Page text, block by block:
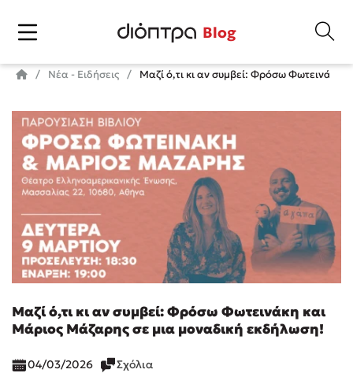
Blog
Νέα - Ειδήσεις Μαζί ό,τι κι αν συμβεί: Φρόσω Φωτεινάκη
Μαζί ό,τι κι αν συμβεί: Φρόσω Φωτεινάκη και
Μάριος Μάζαρης σε μια μοναδική εκδήλωση!
04/03/2026 Σχόλια